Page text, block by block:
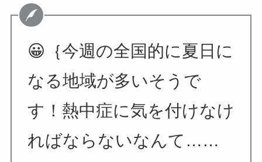
😀｛今週の全国的に夏日に
なる地域が多いそうで
す！熱中症に気を付けなけ
ればならないなんて……